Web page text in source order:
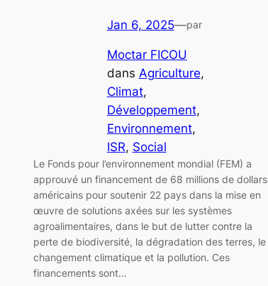
Jan 6, 2025—par
Moctar FICOU
dans Agriculture
Climat
Développement
Environnement
ISR, Social
Le Fonds pour l’environnement mondial (FEM) a
approuvé un financement de 68 millions de dollars
américains pour soutenir 22 pays dans la mise en
œuvre de solutions axées sur les systèmes
agroalimentaires, dans le but de lutter contre la
perte de biodiversité, la dégradation des terres, le
changement climatique et la pollution. Ces
financements sont…